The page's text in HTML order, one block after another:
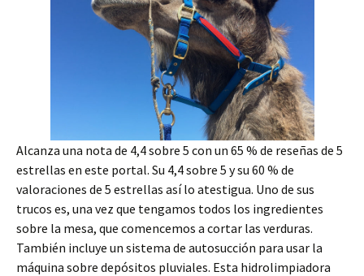
Alcanza una nota de 4,4 sobre 5 con un 65 % de reseñas de 5
estrellas en este portal. Su 4,4 sobre 5 y su 60 % de
valoraciones de 5 estrellas así lo atestigua. Uno de sus
trucos es, una vez que tengamos todos los ingredientes
sobre la mesa, que comencemos a cortar las verduras.
También incluye un sistema de autosucción para usar la
máquina sobre depósitos pluviales. Esta hidrolimpiadora